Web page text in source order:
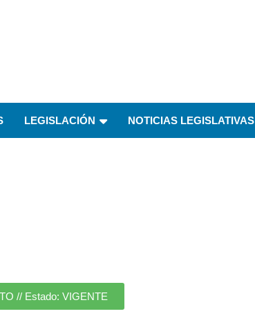
LEGISLACIÓN NOTICIAS LEGISLATIVAS
// Estado: VIGENTE